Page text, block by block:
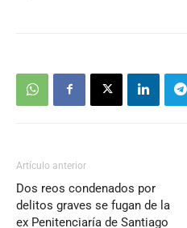
Artículo anterior
Dos reos condenados por
delitos graves se fugan de la
ex Penitenciaría de Santiago